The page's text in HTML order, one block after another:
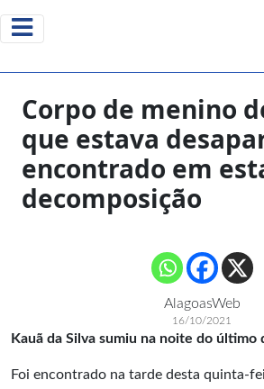
Corpo de menino
que estava
encontrado em
decomposição
AlagoasWeb
16/10/2021
Kauã da Silva sumiu na noite do último
Foi encontrado na tarde desta quinta-